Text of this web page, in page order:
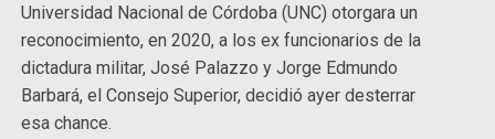
Universidad Nacional de Córdoba (UNC) otorgara un
reconocimiento, en 2020, a los ex funcionarios de la
dictadura militar, José Palazzo y Jorge Edmundo
Barbará, el Consejo Superior, decidió ayer desterrar
esa chance.